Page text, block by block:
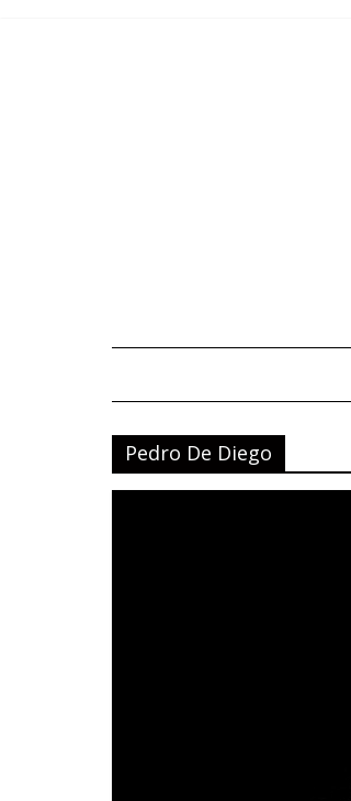
Ateneo
Oculto
Ateneo
Oculto
Pedro De Diego